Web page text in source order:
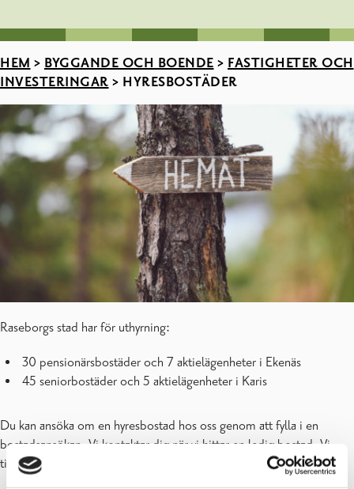
HEM > BYGGANDE OCH BOENDE > FASTIGHETER OCH
INVESTERINGAR > HYRESBOSTÄDER
Raseborgs stad har för uthyrning:
30 pensionärsbostäder och 7 aktielägenheter i Ekenäs
45 seniorbostäder och 5 aktielägenheter i Karis
Du kan ansöka om en hyresbostad hos oss genom att fylla i en
bostadsansökan. Vi kontaktar dig när vi hittar en ledig bostad. Vi
tillämpar en 2 månaders hyresgaranti.